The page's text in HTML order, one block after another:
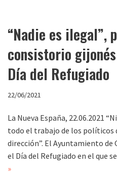
“Nadie es ilegal”,
consistorio
Día del Refugiado
22/06/2021
La Nueva España, 22.06.2021
todo el trabajo de los políticos
dirección”. El Ayuntamiento
el Día del Refugiado en el que
»